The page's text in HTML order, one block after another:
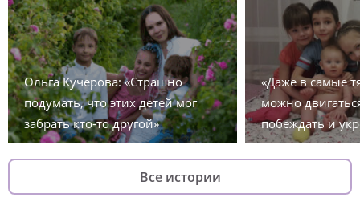
Ольга Кучерова: «Страшно
подумать, что этих детей мог
забрать кто-то другой»
«Даже в самые
можно
побеждать и
Все истории